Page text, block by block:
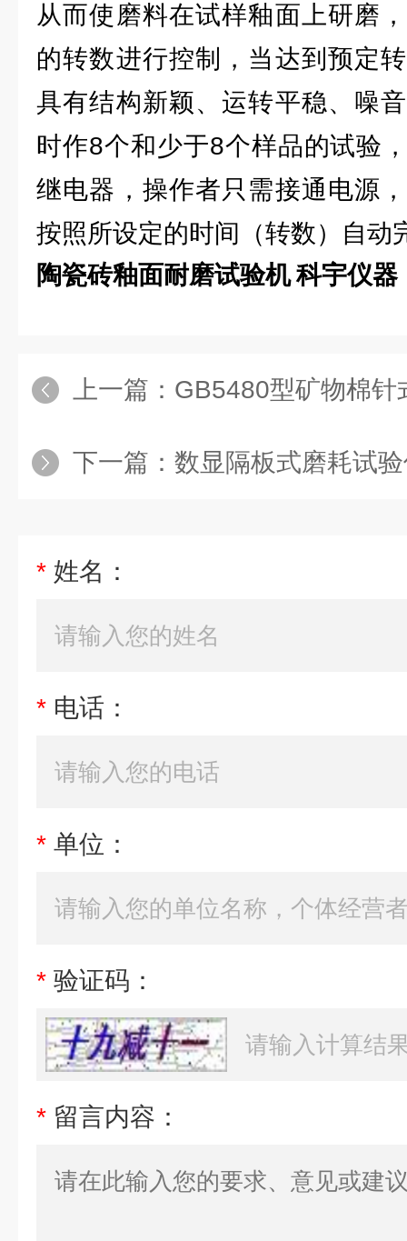
从而使磨料在试样釉面上研磨
的转数进行控制，当达到预定
具有结构新颖、运转平稳、噪
时作8个和少于8个样品的试验
继电器，操作者只需接通电源
按照所设定的时间（转数）自动
陶瓷砖釉面耐磨试验机 科宇仪器
上一篇： GB5480型矿物棉针
下一篇： 数显隔板式磨耗试
* 姓名：
* 电话：
* 单位：
* 验证码：
* 留言内容：